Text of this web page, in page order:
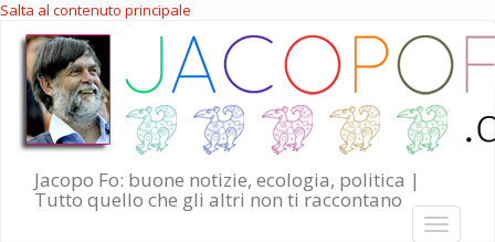
Salta al contenuto principale
Jacopo Fo: buone notizie, ecologia, politica |
Tutto quello che gli altri non ti raccontano
Toggle